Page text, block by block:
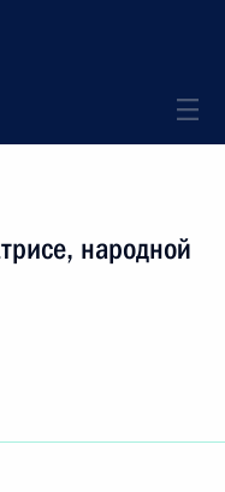
народной